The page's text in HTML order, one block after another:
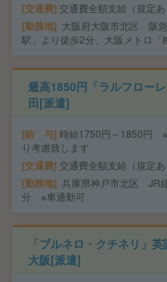
交通費 交通費全額支給（規定あ
勤務地
大阪府大阪市北区 阪
駅」より徒歩2分、大阪メトロ「
最高1850円「ラルフロー
田[派遣]
給 与 時給1750円～1850円 ※
り考慮致します
交通費 交通費全額支給（規定あ
勤務地 兵庫県神戸市北区 JR
分 ※車通勤可
「ブルネロ・クチネリ」
大阪[派遣]